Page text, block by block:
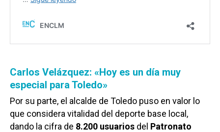
Carlos Velázquez: «Hoy es un día muy
especial para Toledo»
Por su parte, el alcalde de Toledo puso en valor lo
que considera vitalidad del deporte base local,
dando la cifra de 8.200 usuarios del Patronato